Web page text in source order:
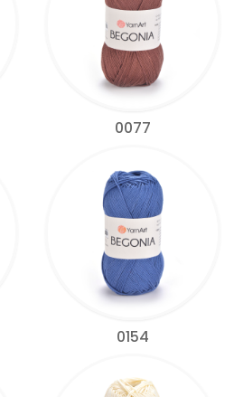
0077
0154